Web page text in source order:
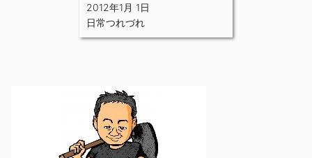
2012年1月 1日
日常つれづれ